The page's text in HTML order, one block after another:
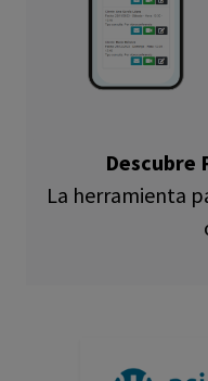
Descubre
La herramienta